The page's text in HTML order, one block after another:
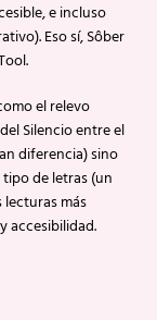
e incluso
Eso sí, Sôber
el relevo
Silencio entre el
diferencia) sino
de letras (un
más
accesibilidad.